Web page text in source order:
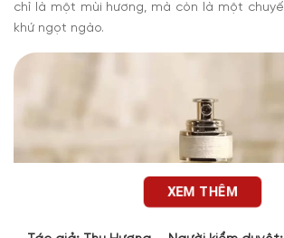
chỉ là một mùi hương, mà còn là một
khứ ngọt ngào.
XEM THÊM